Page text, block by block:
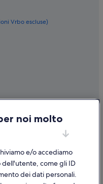
Vrbo escluse)
dei contenuti
noi molto
e/o accediamo
dell'utente, come gli ID
dei dati personali.